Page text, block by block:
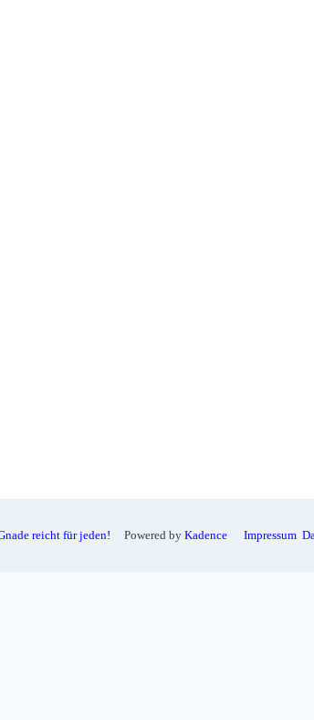
reicht für jeden! Powered by Kadence Impressum